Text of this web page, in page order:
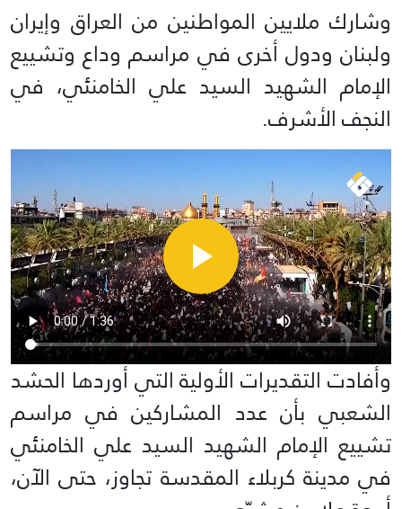
وشارك ملايين المواطنين من العراق وإيران
ولبنان ودول أخرى في مراسم وداع وتشييع
الإمام الشهيد السيد علي الخامنئي، في
النجف الأشرف.
وأفادت التقديرات الأولية التي أوردها الحشد
الشعبي بأن عدد المشاركين في مراسم
تشييع الإمام الشهيد السيد علي الخامنئي
في مدينة كربلاء المقدسة تجاوز، حتى الآن،